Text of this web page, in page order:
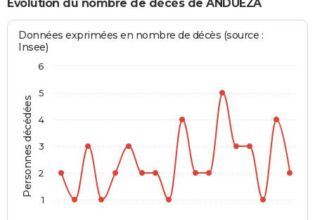
Evolution du nombre de décès de ANDUEZA
Personnes décédées
Données exprimées en nombre de décès (source :
Insee)
1
2
3
4
5
6